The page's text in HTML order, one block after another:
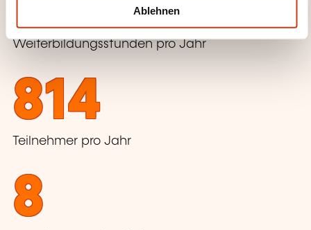
Ablehnen
Weiterbildungsstunden pro Jahr
814
Teilnehmer pro Jahr
8